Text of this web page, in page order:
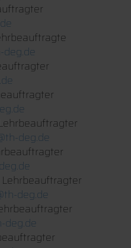
deg.de
deg.de
deg.de